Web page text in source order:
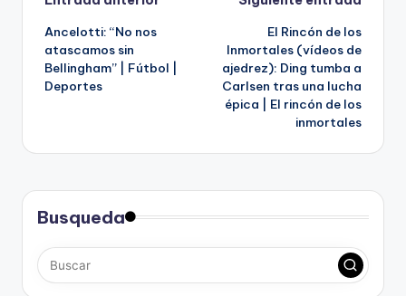
de
entradas
Ancelotti: “No nos
atascamos sin
Bellingham” | Fútbol |
Deportes
El Rincón de los
Inmortales (vídeos de
ajedrez): Ding tumba a
Carlsen tras una lucha
épica | El rincón de los
inmortales
Busqueda